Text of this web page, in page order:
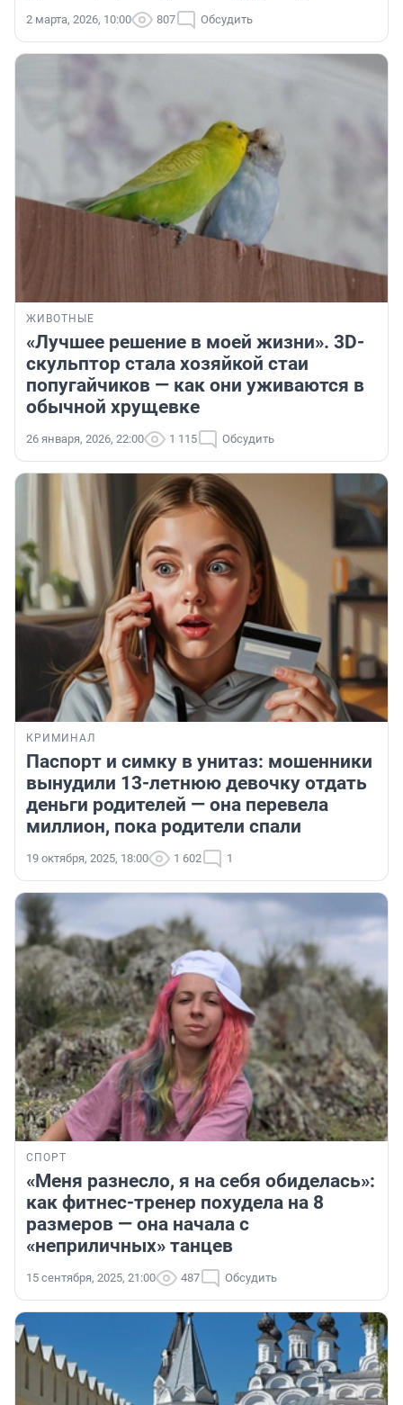
2 марта, 2026, 10:00 807 Обсудить
ЖИВОТНЫЕ
«Лучшее решение в моей жизни». 3D-
скульптор стала хозяйкой стаи
попугайчиков — как они уживаются в
обычной хрущевке
26 января, 2026, 22:00 1 115 Обсудить
КРИМИНАЛ
Паспорт и симку в унитаз: мошенники
вынудили 13-летнюю девочку отдать
деньги родителей — она перевела
миллион, пока родители спали
19 октября, 2025, 18:00 1 602 1
СПОРТ
«Меня разнесло, я на себя обиделась»:
как фитнес-тренер похудела на 8
размеров — она начала с
«неприличных» танцев
15 сентября, 2025, 21:00 487 Обсудить